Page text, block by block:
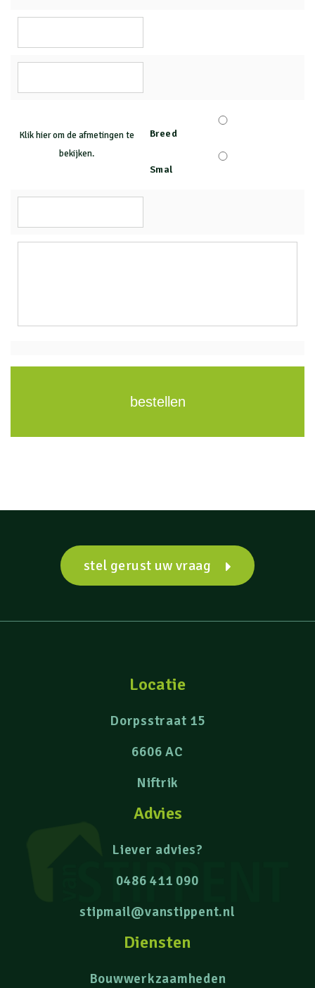
Klik hier om de afmetingen te
bekijken.
Breed
Smal
bestellen
stel gerust uw vraag
Locatie
Dorpsstraat 15
6606 AC
Niftrik
Advies
Liever advies?
0486 411 090
stipmail@vanstippent.nl
Diensten
Bouwwerkzaamheden